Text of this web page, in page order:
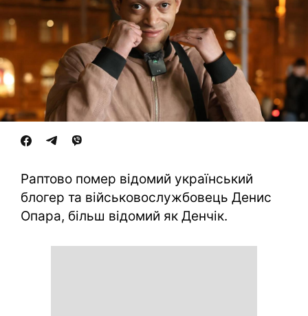
Раптово помер відомий український
блогер та військовослужбовець Денис
Опара, більш відомий як Денчік.